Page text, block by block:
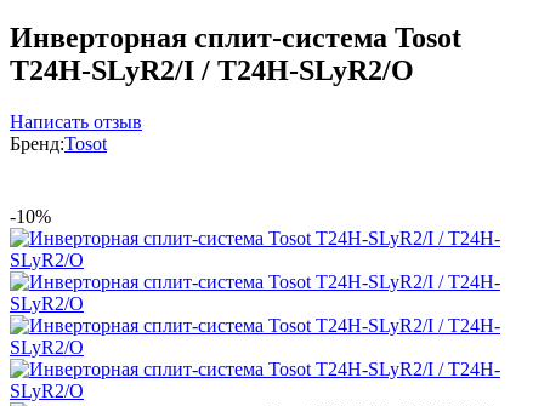
Инверторная сплит-система Tosot
T24H-SLyR2/I / T24H-SLyR2/O
Написать отзыв
Бренд:Tosot
-10%